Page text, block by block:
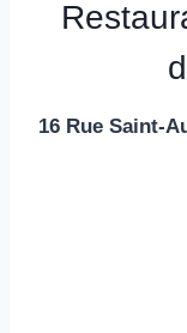
16 Rue Saint-